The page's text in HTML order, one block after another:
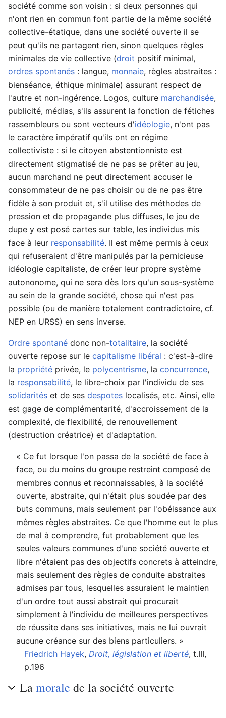
société comme son voisin : si deux personnes qui
n'ont rien en commun font partie de la même société
collective-étatique, dans une société ouverte il se
peut qu'ils ne partagent rien, sinon quelques règles
minimales de vie collective (droit positif minimal,
ordres spontanés : langue, monnaie, règles abstraites :
bienséance, éthique minimale) assurant respect de
l'autre et non-ingérence. Logos, culture marchandisée,
publicité, médias, s'ils assurent la fonction de fétiches
rassembleurs ou sont vecteurs d'idéologie, n'ont pas
le caractère impératif qu'ils ont en régime
collectiviste : si le citoyen abstentionniste est
directement stigmatisé de ne pas se prêter au jeu,
aucun marchand ne peut directement accuser le
consommateur de ne pas choisir ou de ne pas être
fidèle à son produit et, s'il utilise des méthodes de
pression et de propagande plus diffuses, le jeu de
dupe y est posé cartes sur table, les individus mis
face à leur responsabilité. Il est même permis à ceux
qui refuseraient d'être manipulés par la pernicieuse
idéologie capitaliste, de créer leur propre système
autononome, qui ne sera dès lors qu'un sous-système
au sein de la grande société, chose qui n'est pas
possible (ou de manière totalement contradictoire, cf.
NEP en URSS) en sens inverse.
Ordre spontané donc non-totalitaire, la société
ouverte repose sur le capitalisme libéral : c'est-à-dire
la propriété privée, le polycentrisme, la concurrence,
la responsabilité, le libre-choix par l'individu de ses
solidarités et de ses despotes localisés, etc. Ainsi, elle
est gage de complémentarité, d'accroissement de la
complexité, de flexibilité, de renouvellement
(destruction créatrice) et d'adaptation.
« Ce fut lorsque l'on passa de la société de face à
face, ou du moins du groupe restreint composé de
membres connus et reconnaissables, à la société
ouverte, abstraite, qui n'était plus soudée par des
buts communs, mais seulement par l'obéissance aux
mêmes règles abstraites. Ce que l'homme eut le plus
de mal à comprendre, fut probablement que les
seules valeurs communes d'une société ouverte et
libre n'étaient pas des objectifs concrets à atteindre,
mais seulement des règles de conduite abstraites
admises par tous, lesquelles assuraient le maintien
d'un ordre tout aussi abstrait qui procurait
simplement à l'individu de meilleures perspectives
de réussite dans ses initiatives, mais ne lui ouvrait
aucune créance sur des biens particuliers. »
Friedrich Hayek, Droit, législation et liberté, t.III,
p.196
Lamorale de la société ouverte